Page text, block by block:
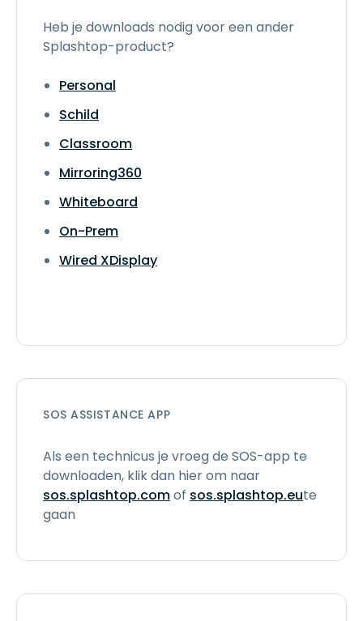
Heb je downloads nodig voor een ander
Splashtop-product?
Personal
Schild
Classroom
Mirroring360
Whiteboard
On-Prem
Wired XDisplay
SOS ASSISTANCE APP
Als een technicus je vroeg de SOS-app te
downloaden, klik dan hier om naar
sos.splashtop.comof sos.splashtop.eute
gaan